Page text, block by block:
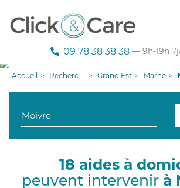
09 78 38 38 38 — 9h-19h
Accueil Recherche aide à domicile Grand Est Marne
18 aides à
peuvent intervenir à